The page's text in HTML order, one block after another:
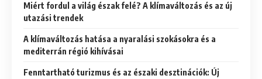
Miért fordul a világ észak felé? A klímaváltozás és az új
utazási trendek
A klímaváltozás hatása a nyaralási szokásokra és a
mediterrán régió kihívásai
Fenntartható turizmus és az északi desztinációk: Új